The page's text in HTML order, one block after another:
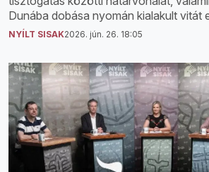
Dunába dobása nyomán kialakult vitát
NYÍLT SISAK2026. jún. 26. 18:05